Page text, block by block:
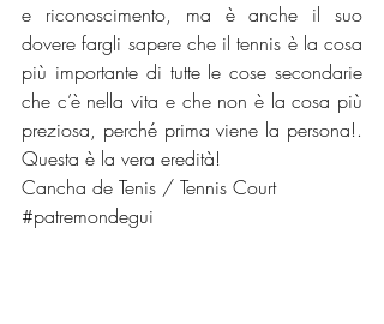
e riconoscimento, ma è anche il suo
dovere fargli sapere che il tennis è la cosa
più importante di tutte le cose secondarie
che c’è nella vita e che non è la cosa più
preziosa, perché prima viene la persona!.
Questa è la vera eredità!
Cancha de Tenis / Tennis Court
#patremondegui